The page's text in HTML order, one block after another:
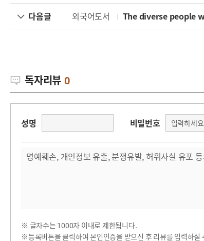
다음글 외국어도서 The diverse people
독자리뷰 0
성명 비밀번호
※ 글자수는 1000자 이내로 제한됩니다.
※등록버튼을 클릭하여 본인인증을 받으신 후 리뷰를 입력하실